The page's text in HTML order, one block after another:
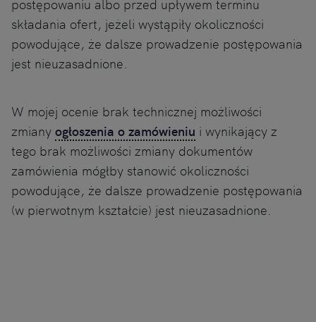
postępowaniu albo przed upływem terminu
składania ofert, jeżeli wystąpiły okoliczności
powodujące, że dalsze prowadzenie postępowania
jest nieuzasadnione.
W mojej ocenie brak technicznej możliwości
zmiany ogłoszenia o zamówieniu i wynikający z
tego brak możliwości zmiany dokumentów
zamówienia mógłby stanowić okoliczności
powodujące, że dalsze prowadzenie postępowania
(w pierwotnym kształcie) jest nieuzasadnione.